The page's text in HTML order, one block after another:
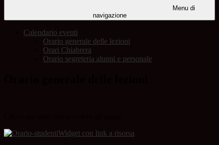
Menu di
navigazione
Calendario eventi
Orario generale delle lezioni
Orari Chiabrera
Orario segreteria alunni e personale
Widget con link a risorsa